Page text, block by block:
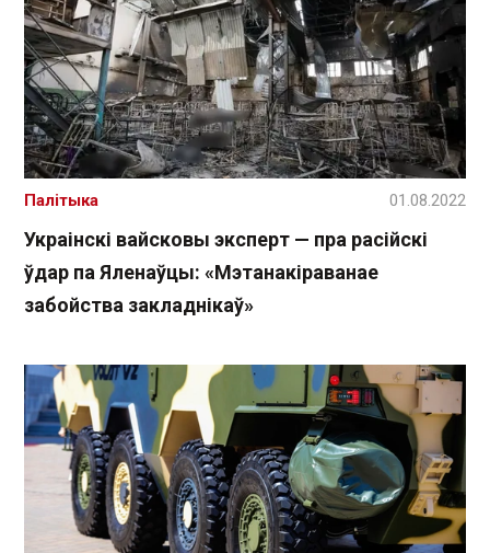
Украінскі вайсковы эксперт — пра расійскі
ўдар па Яленаўцы: «Мэтанакіраванае
забойства закладнікаў»
Палітыка 01.08.2022